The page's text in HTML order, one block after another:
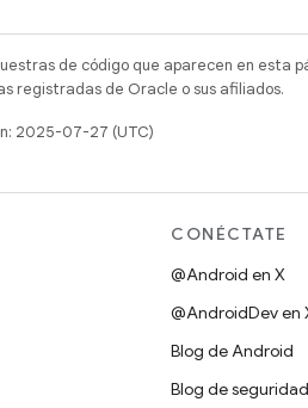
de código que aparecen en esta
registradas de Oracle o sus afiliados.
2025-07-27 (UTC)
CONÉCTATE
@Android en X
@AndroidDev en
Blog de Android
Blog de